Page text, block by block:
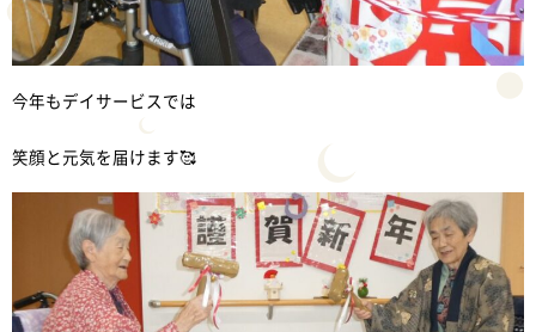
今年もデイサービスでは
笑顔と元気を届けます🥰